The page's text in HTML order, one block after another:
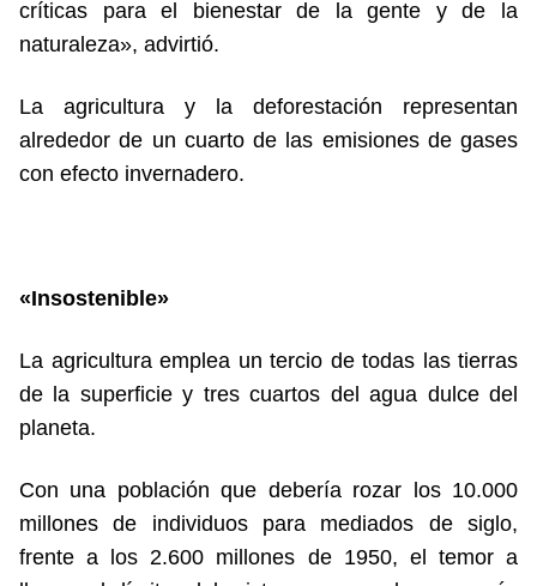
críticas para el bienestar de la gente y de la
naturaleza», advirtió.
La agricultura y la deforestación representan
alrededor de un cuarto de las emisiones de gases
con efecto invernadero.
«Insostenible»
La agricultura emplea un tercio de todas las tierras
de la superficie y tres cuartos del agua dulce del
planeta.
Con una población que debería rozar los 10.000
millones de individuos para mediados de siglo,
frente a los 2.600 millones de 1950, el temor a